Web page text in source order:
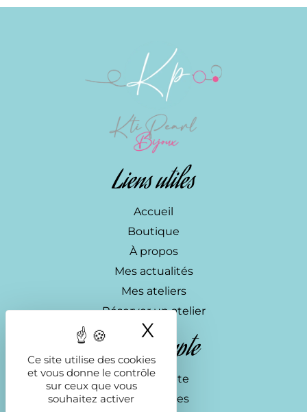
Ce site utilise des cookies
et vous donne le contrôle
sur ceux que vous
souhaitez activer
X Masquer le
Liens utiles
Accueil
Boutique
À propos
Mes actualités
Mes ateliers
Réserver un atelier
Mon compte
Mon compte
Commandes